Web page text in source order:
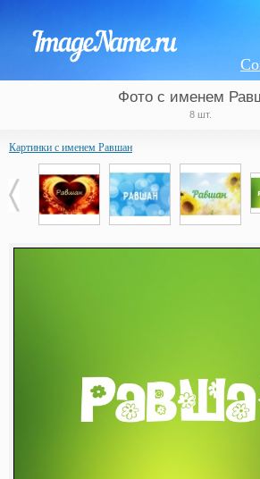
Фото с именем
8 шт.
Картинки с именем Равшан